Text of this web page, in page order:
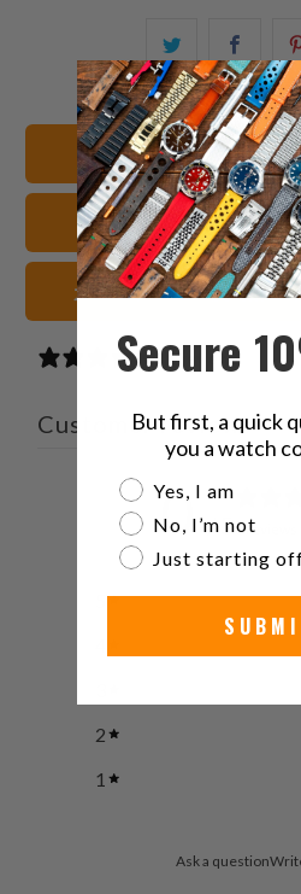
の
内
容
を
Twitter
で
共
有
る
で
共
有
す
る
すべてのバンドを見
キャンバス 腕時計スト
カモフラージュ 腕時計ス
0 reviews
Customer reviews
0 / 50 reviews
2
1
Ask a question
Secure
But first, a quick
you a watch
Are you a watch
Yes, I am
No, I’m not
Just starting